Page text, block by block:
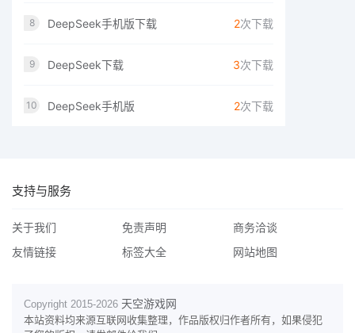
8 DeepSeek手机版下载 2次下载
9 DeepSeek下载 3次下载
10 DeepSeek手机版 2次下载
支持与服务
关于我们 免责声明
商务洽谈
友情链接
标签大全 网站地图
Copyright 2015-2026 天空游戏网
本站资料均来源互联网收集整理，作品版权归作者所有，如果侵犯